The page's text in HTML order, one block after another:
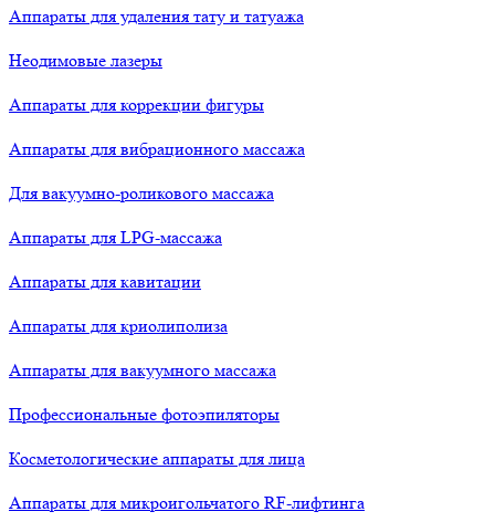
Аппараты для удаления тату и татуажа
Неодимовые лазеры
Аппараты для коррекции фигуры
Аппараты для вибрационного массажа
Для вакуумно-роликового массажа
Аппараты для LPG-массажа
Аппараты для кавитации
Аппараты для криолиполиза
Аппараты для вакуумного массажа
Профессиональные фотоэпиляторы
Косметологические аппараты для лица
Аппараты для микроигольчатого RF-лифтинга